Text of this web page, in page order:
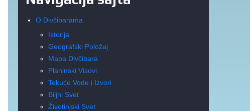
O Divčibarama
Istorija
Geografski Položaj
Mapa Divčibara
Planinski Visovi
Tekuće Vode i Izvori
Biljni Svet
Životinjski Svet